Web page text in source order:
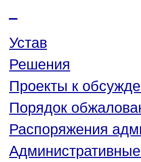
Устав
Решения
Проекты к
Порядок
Распоряжения